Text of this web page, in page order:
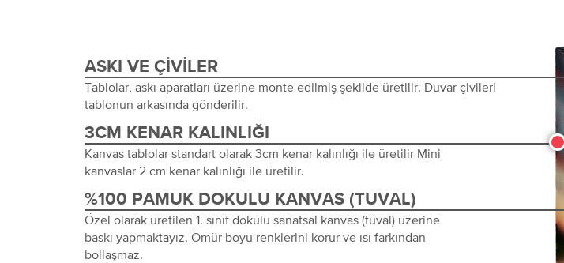
ASKI VE ÇIVILER
Tablolar, askı aparatları üzerine monte edilmiş şekilde üretilir. Duvar çivileri
tablonun arkasında gönderilir.
3CM KENAR KALINLIĞI
Kanvas tablolar standart olarak 3cm kenar kalınlığı ile üretilir Mini
kanvaslar 2 cm kenar kalınlığı ile üretilir.
%100 PAMUK DOKULU KANVAS (TUVAL)
Özel olarak üretilen 1. sınıf dokulu sanatsal kanvas (tuval) üzerine
baskı yapmaktayız. Ömür boyu renklerini korur ve ısı farkından
bollaşmaz.